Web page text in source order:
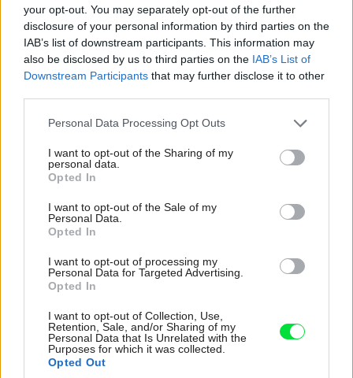
your opt-out. You may separately opt-out of the further
disclosure of your personal information by third parties on the
IAB’s list of downstream participants. This information may
also be disclosed by us to third parties on the IAB’s List of
Downstream Participants that may further disclose it to other
Please note that this website/app uses one or more Google
not limited to your visit or usage behaviour. You may click to
grant or deny consent to Google and its third-party tags to
use your data for below specified purposes in below Google
consent section.
Personal Data Processing Opt Outs
I want to opt-out of the Sharing of my
personal data.
Opted In
I want to opt-out of the Sale of my
Personal Data.
Opted In
I want to opt-out of processing my
Personal Data for Targeted Advertising.
Opted In
I want to opt-out of Collection, Use,
Retention, Sale, and/or Sharing of my
Personal Data that Is Unrelated with the
Purposes for which it was collected.
Opted Out
Masívny stôl a lavice pod mohutnou korunou stromu
nechýbala v žiadnej záhrade. Poobede tam panoval tieň a
príjemný chlad, ideálne miesto na obed, rozhovory aj
krájanie zeleniny na zaváranie. Tu sa zabávalo, pracovalo
a vzájomne spájalo. Lístie šumelo vo vetre, muchy
bzučali a na stole nikdy nechýbal džbán vody s domácim
sirupom a doma pečené koláče.